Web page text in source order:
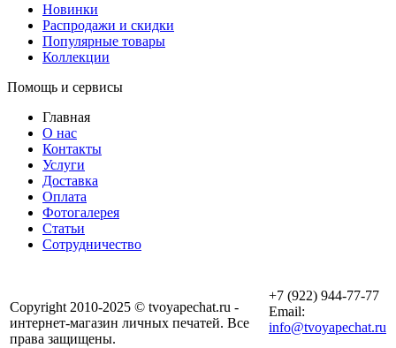
Новинки
Распродажи и скидки
Популярные товары
Коллекции
Помощь и сервисы
Главная
О нас
Контакты
Услуги
Доставка
Оплата
Фотогалерея
Статьи
Сотрудничество
Copyright 2010-2025 © tvoyapechat.ru -
интернет-магазин личных печатей. Все
права защищены.
+7 (922) 944-77-77
Email:
info@tvoyapechat.ru